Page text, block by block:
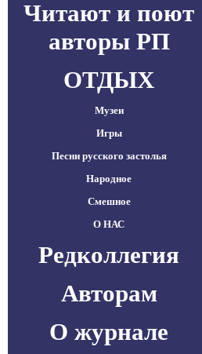
Читают и поют
авторы РП
ОТДЫХ
Музеи
Игры
Песни русского застолья
Народное
Смешное
О НАС
Редколлегия
Авторам
О журнале